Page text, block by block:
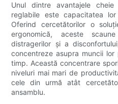
Unul dintre avantajele
reglabile este capacitatea
Oferind cercetătorilor o
ergonomică, aceste
distragerilor și a
concentreze asupra muncii
timp. Această concentrare
niveluri mai mari de
cele din urmă atât
ansamblu.